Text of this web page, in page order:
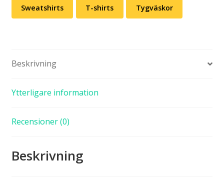
Sweatshirts T-shirts Tygväskor
Beskrivning
Ytterligare information
Recensioner (0)
Beskrivning